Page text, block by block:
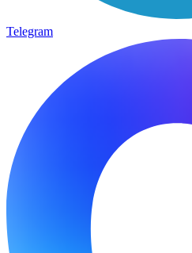
Telegram